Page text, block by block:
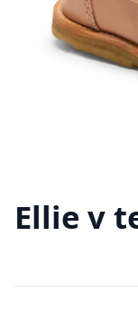
Ellie v